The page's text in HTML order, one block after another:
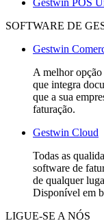
Gestwin POS
SOFTWARE DE
Gestwin
A melhor opção
que integra
que a sua
faturação.
Gestwin Cloud
Todas as
software de
de qualquer
Disponível em
LIGUE-SE A NÓS